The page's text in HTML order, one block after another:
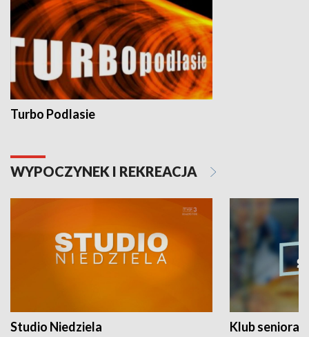
Turbo Podlasie
WYPOCZYNEK I REKREACJA
Studio Niedziela Klub seniora